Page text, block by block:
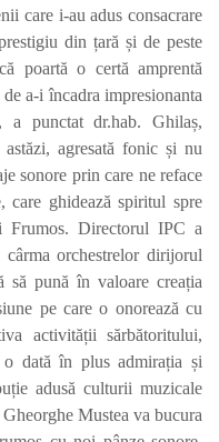
care i-au adus consacrare
din țară și de peste
poartă o certă amprentă
a-i încadra impresionanta
a punctat dr.hab. Ghilaș,
agresată fonic și nu
sonore prin care ne reface
care ghidează spiritul spre
Frumos. Directorul IPC a
orchestrelor dirijorul
să pună în valoare creația
pe care o onorează cu
activității sărbătoritului,
dată în plus admirația și
adusă culturii muzicale
Mustea va bucura